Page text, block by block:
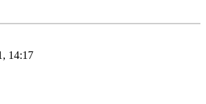
14:17